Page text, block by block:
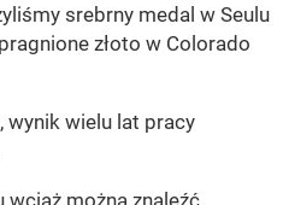
srebrny medal w Seulu
złoto w Colorado
wynik wielu lat pracy